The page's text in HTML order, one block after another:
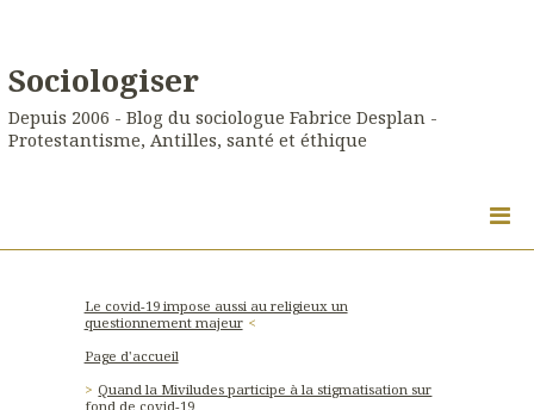
Sociologiser
Depuis 2006 - Blog du sociologue Fabrice Desplan -
Protestantisme, Antilles, santé et éthique
Le covid-19 impose aussi au religieux un
questionnement majeur
Page d'accueil
Quand la Miviludes participe à la stigmatisation sur
fond de covid-19